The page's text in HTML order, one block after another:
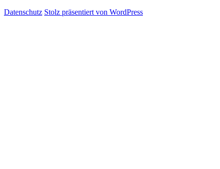
Datenschutz Stolz präsentiert von WordPress